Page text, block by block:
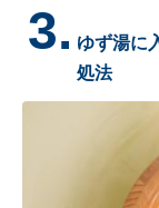
3. ゆず湯に
処法